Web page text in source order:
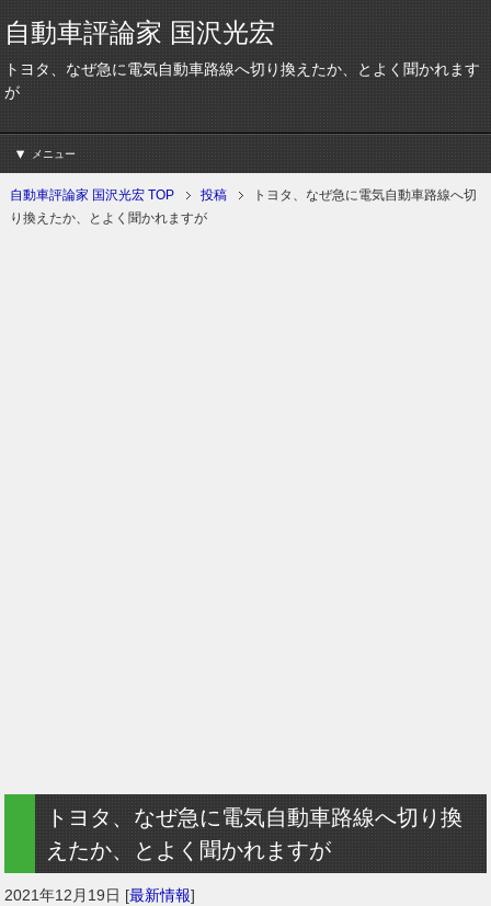
自動車評論家 国沢光宏
トヨタ、なぜ急に電気自動車路線へ切り換えたか、とよく聞かれます
が
メニュー
自動車評論家 国沢光宏 TOP 投稿
トヨタ、なぜ急に電気自動車路線へ切
り換えたか、とよく聞かれますが
トヨタ、なぜ急に電気自動車路線へ切り換
えたか、とよく聞かれますが
2021年12月19日 [最新情報]